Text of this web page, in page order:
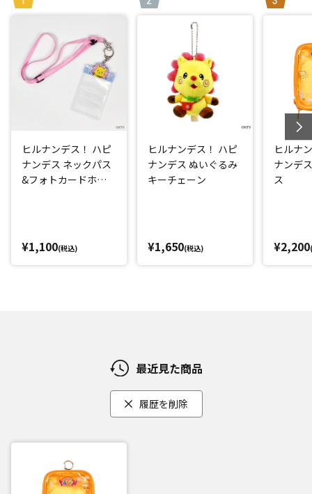
ヒルナンデス！ ハピ
ナンデス ネックパス
&フォトカードホル
¥1,100(税込)
ヒルナンデス！ ハピ
ナンデス ぬいぐるみ
キーチェーン
¥1,650(税込)
ヒルナ
ナンデ
ス
¥2,200
最近見た商品
履歴を削除